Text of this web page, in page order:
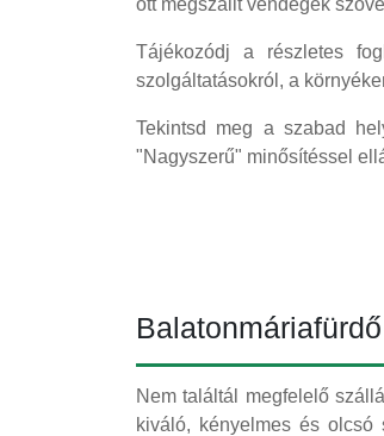
Tájékozódj a részletes
szolgáltatásokról, a
Tekintsd meg a szabad
"Nagyszerű" minősítéssel
Nem találtál megfelelő
kiváló, kényelmes és olcsó